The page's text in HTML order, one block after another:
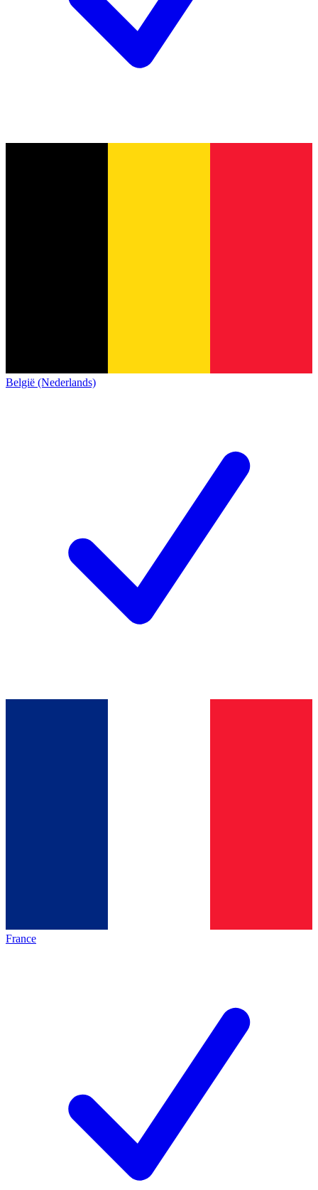
België (Nederlands)
France